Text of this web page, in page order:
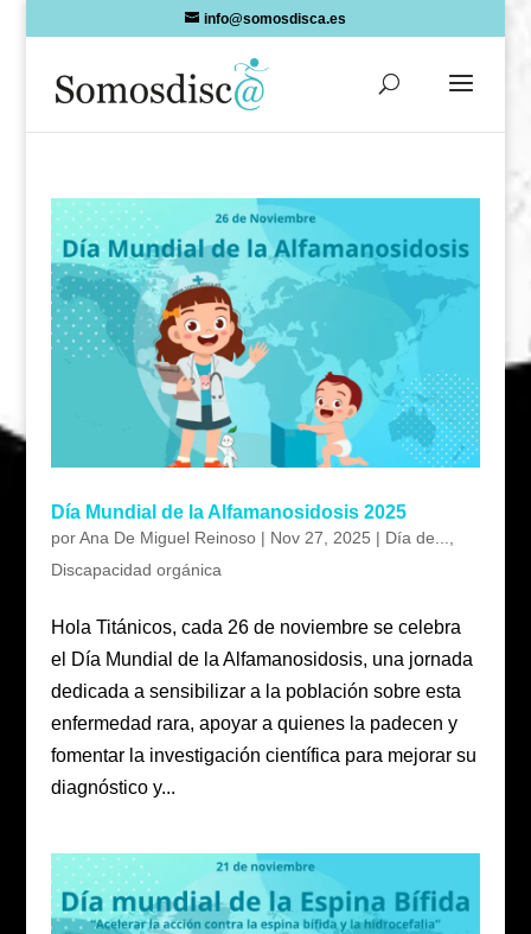
info@somosdisca.es
Día Mundial de la Alfamanosidosis 2025
porAna De Miguel Reinoso| Nov 27, 2025 | Día de...
Discapacidad orgánica
Hola Titánicos, cada 26 de noviembre se celebra
el Día Mundial de la Alfamanosidosis, una jornada
dedicada a sensibilizar a la población sobre esta
enfermedad rara, apoyar a quienes la padecen y
fomentar la investigación científica para mejorar su
diagnóstico y...